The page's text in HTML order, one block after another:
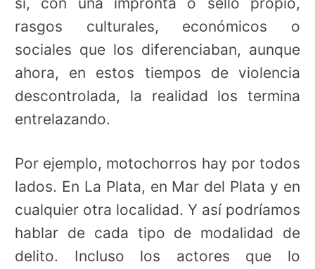
rasgos culturales, económicos o
sociales que los diferenciaban, aunque
ahora, en estos tiempos de violencia
descontrolada, la realidad los termina
entrelazando.
Por ejemplo, motochorros hay por todos
lados. En La Plata, en Mar del Plata y en
cualquier otra localidad. Y así podríamos
hablar de cada tipo de modalidad de
delito. Incluso los actores que lo